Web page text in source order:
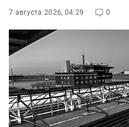
7 августа 2026, 04:29 0